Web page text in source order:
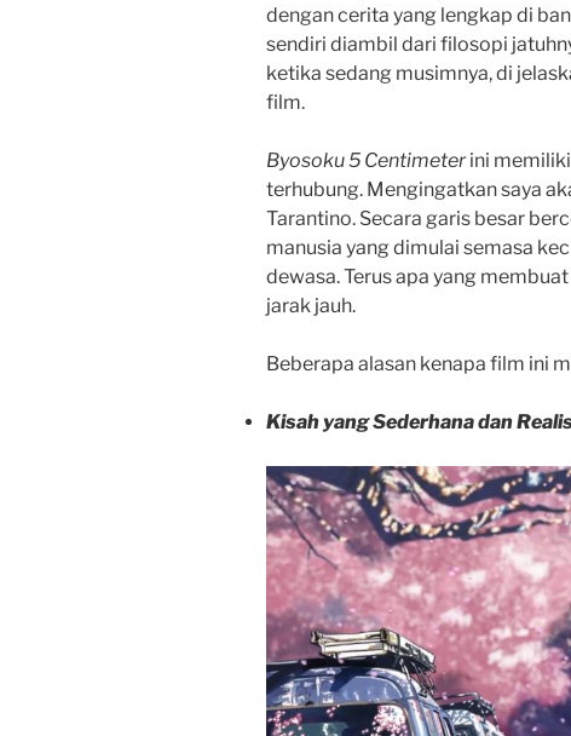
dengan cerita yang lengkap di
sendiri diambil dari filosopi
ketika sedang musimnya, di
film.
Byosoku 5 Centimeterini
terhubung. Mengingatkan saya
Tarantino. Secara garis besar
manusia yang dimulai semasa
dewasa. Terus apa yang
jarak jauh.
Beberapa alasan kenapa film ini
Kisah yang Sederhana dan